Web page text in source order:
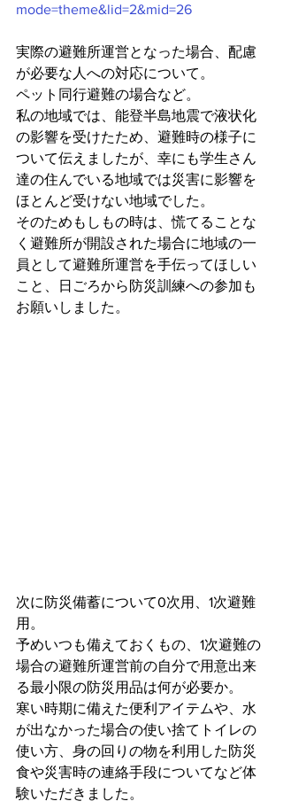
mode=theme&lid=2&mid=26
実際の避難所運営となった場合、配慮
が必要な人への対応について。
ペット同行避難の場合など。
私の地域では、能登半島地震で液状化
の影響を受けたため、避難時の様子に
ついて伝えましたが、幸にも学生さん
達の住んでいる地域では災害に影響を
ほとんど受けない地域でした。
そのためもしもの時は、慌てることな
く避難所が開設された場合に地域の一
員として避難所運営を手伝ってほしい
こと、日ごろから防災訓練への参加も
お願いしました。
次に防災備蓄について0次用、1次避難
用。
予めいつも備えておくもの、1次避難の
場合の避難所運営前の自分で用意出来
る最小限の防災用品は何が必要か。
寒い時期に備えた便利アイテムや、水
が出なかった場合の使い捨てトイレの
使い方、身の回りの物を利用した防災
食や災害時の連絡手段についてなど体
験いただきました。